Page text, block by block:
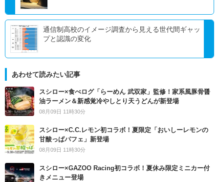
通信制高校のイメージ調査から見える世代間ギャッ
プと認識の変化
あわせて読みたい記事
スシロー×食べログ「らーめん 武双家」監修！家系風豚骨醤
油ラーメン＆新感覚冷やしとり天うどんが新登場
08月09日 11時30分
スシロー×C.C.レモン初コラボ！夏限定「おいしーレモンの
甘酸っぱパフェ」新登場
08月09日 11時30分
スシロー×GAZOO Racing初コラボ！夏休み限定ミニカー付
きメニュー登場